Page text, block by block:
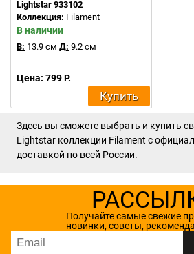
Lightstar 933102
Коллекция: Filament
В наличии
В: 13.9 см Д: 9.2 см
Цена: 799 Р.
Купить
Здесь вы сможете выбрать и купить
Lightstar коллекции Filament с
доставкой по всей России.
Получайте самые свежие
новинки, советы,